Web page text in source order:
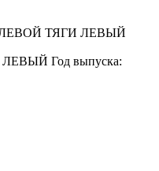
ЛЕВЫЙ Год выпуска: